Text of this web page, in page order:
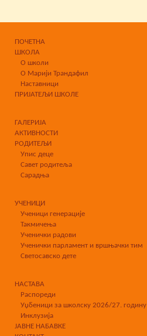
ПОЧЕТНА
ШКОЛА
О школи
О Марији Трандафил
Наставници
ПРИЈАТЕЉИ ШКОЛЕ
ГАЛЕРИЈА
АКТИВНОСТИ
РОДИТЕЉИ
Упис деце
Савет родитеља
Сарадња
УЧЕНИЦИ
Ученици генерације
Такмичења
Ученички радови
Ученички парламент и вршњачки тим
Светосавско дете
НАСТАВА
Распореди
Уџбеници за школску 2026/27. годину
Инклузија
ЈАВНЕ НАБАВКЕ